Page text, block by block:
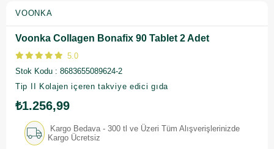
VOONKA
Voonka Collagen Bonafix 90 Tablet 2 Adet
5.0
Stok Kodu
8683655089624-2
Tip II Kolajen içeren takviye edici gıda
₺1.256,99
Kargo Bedava - 300 tl ve Üzeri Tüm Alışverişlerinizde
Kargo Ücretsiz